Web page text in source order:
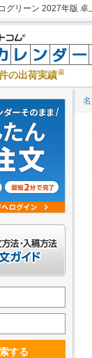
リーン 2027年版 卓
の出荷実績※
する